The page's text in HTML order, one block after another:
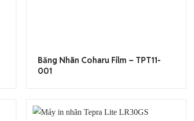
Băng Nhãn Coharu Film – TPT11-
001